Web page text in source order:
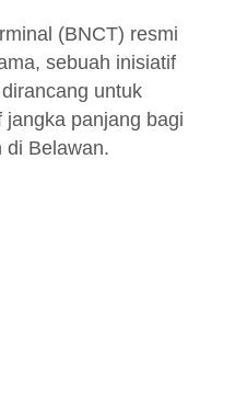
(BNCT) resmi
sebuah inisiatif
untuk
panjang bagi
di Belawan.